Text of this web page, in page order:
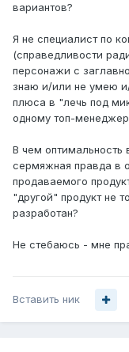
вариантов?
Я не специалист по
(справедливости
персонажи с
знаю и/или не умею
плюса в "лечь под
одному топ-
В чем оптимальность
сермяжная правда в
продаваемого
"другой" продукт не
разработан?
Не стебаюсь - мне
Вставить ник